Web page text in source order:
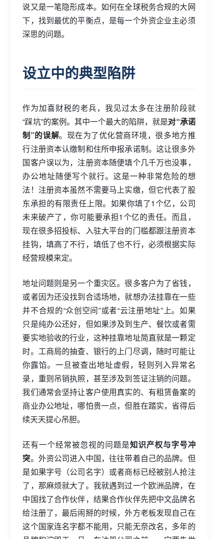
说又是一笔隐形成本。如何在全球税务合规的大网
下，找到最优的平衡点，是每一个外资企业主必须
深思的问题。
设立中的典型陷阱
作为加喜财税的老兵，我见过太多在注册阶段就
“踩坑”的案例。其中一个最大的陷阱，就是对“承诺
制”的误解。现在为了优化营商环境，很多地方推
行注册资本认缴制和住所申报承诺制。这让很多外
国客户误以为，注册资本随便填个几千万也没事，
办公地址随便写个就行。这是一种非常危险的想
法！注册资本虽然不需要马上实缴，但它代表了股
东承担的有限责任上限。如果你填了1个亿，公司
未来破产了，你可能要承担1个亿的责任。而且，
现在很多招投标、入驻大平台的门槛都跟注册资本
挂钩，填高了不行，填低了也不行，必须根据实际
经营规模来定。
地址问题则是另一个重灾区。很多客户为了省钱，
或者因为还没找到合适场地，就想办法挂靠在一些
并不合规的“众创空间”或者“云注册地址”上。如果
只是纯办公还好，但如果涉及到生产、餐饮或者需
要实地验收的行业，这种挂靠地址简直就是一颗定
时。工商局的抽查、银行的上门尽调，随时可能让
你露馅。一旦被查出地址虚假，轻则列入异常名
录，重则吊销执照，甚至涉及到签证注销的问题。
我们通常会坚持让客户使用真实的、有租赁备案的
商业办公地址，哪怕贵一点，但胜在踏实，省得后
续天天提心吊胆。
还有一个经常被忽视的问题是知识产权与字号冲
突。外资公司进入中国，往往带着自己的品牌。但
是如果字号（公司名字）或者商标已经被别人抢注
了，那麻烦就大了。我就遇到过一个欧洲品牌，在
中国找了合作伙伴，结果合作伙伴先把中文品牌名
给注册了，最后闹掰的时候，外方老板发现自己在
这个国家连名字都不能用，只能无奈改名，多年的